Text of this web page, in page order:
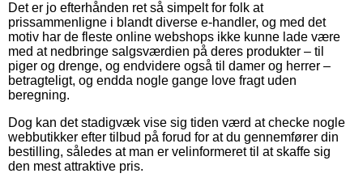
Det er jo efterhånden ret så simpelt for folk at
prissammenligne i blandt diverse e-handler, og med det
motiv har de fleste online webshops ikke kunne lade være
med at nedbringe salgsværdien på deres produkter – til
piger og drenge, og endvidere også til damer og herrer –
betragteligt, og endda nogle gange love fragt uden
beregning.
Dog kan det stadigvæk vise sig tiden værd at checke nogle
webbutikker efter tilbud på forud for at du gennemfører din
bestilling, således at man er velinformeret til at skaffe sig
den mest attraktive pris.